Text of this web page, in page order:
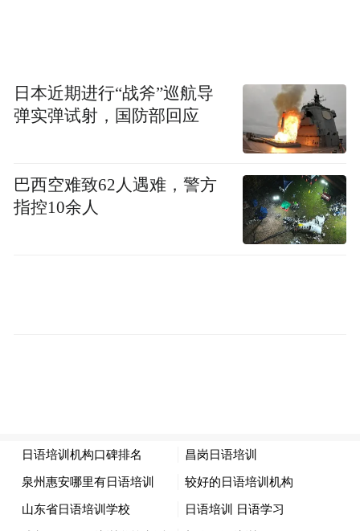
日本近期进行“战斧”巡航导
弹实弹试射，国防部回应
巴西空难致62人遇难，警方
指控10余人